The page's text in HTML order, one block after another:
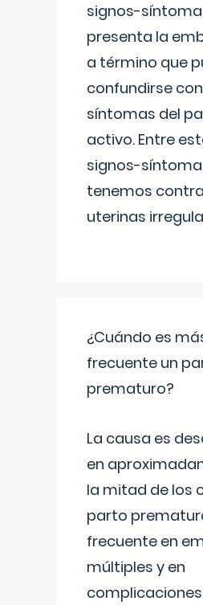
signos-
presenta la
a término que
confundirse
síntomas del
activo. Entre
signos-
tenemos
uterinas
¿Cuándo es
frecuente un
prematuro?
La causa es
en
la mitad de los
parto
frecuente en
múltiples y en